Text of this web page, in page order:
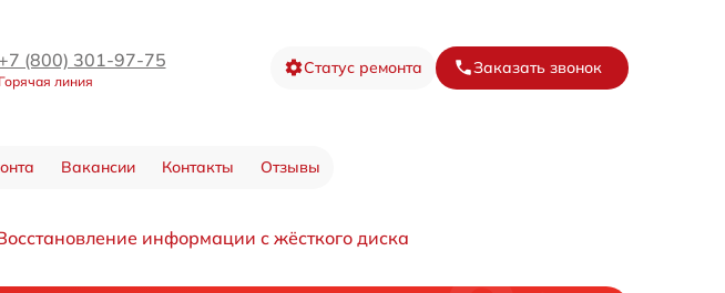
+7 (800) 301-97-75
линия
Статус ремонта Заказать звонок
Вакансии Контакты Отзывы
информации с жёсткого диска